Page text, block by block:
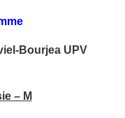
Bourjea UPV
– M